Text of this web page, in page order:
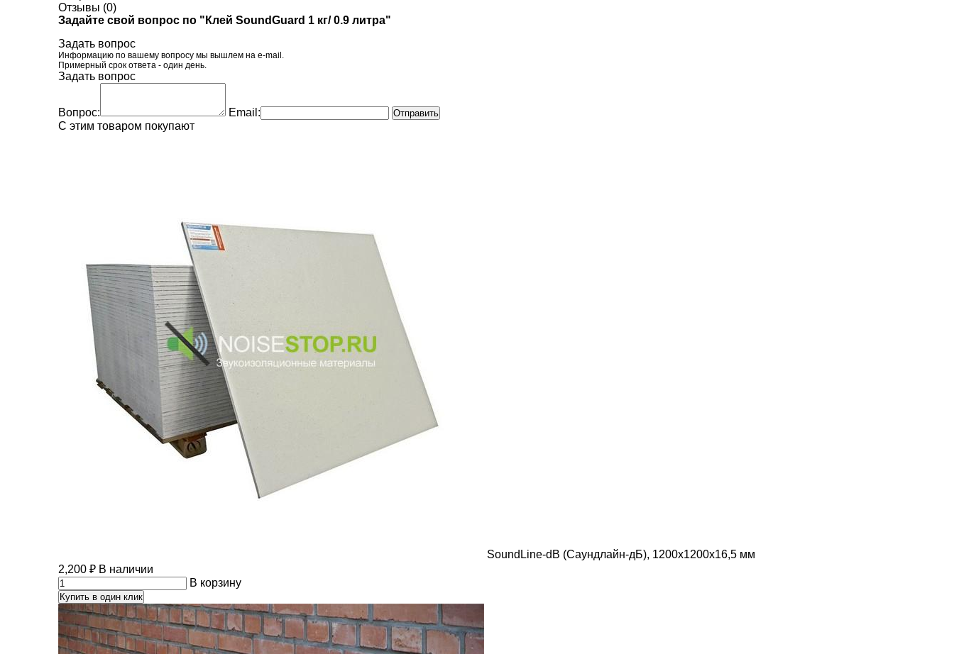
Отзывы (0)
Задайте свой вопрос по "Клей SoundGuard 1 кг/ 0.9 литра"
Задать вопрос
Информацию по вашему вопросу мы вышлем на e-mail.
Примерный срок ответа - один день.
Задать вопрос
Вопрос: Email: Отправить
C этим товаром покупают
SoundLine-dB (Саундлайн-дБ), 1200х1200х16,5 мм
2,200 ₽ В наличии
В корзину
Купить в один клик